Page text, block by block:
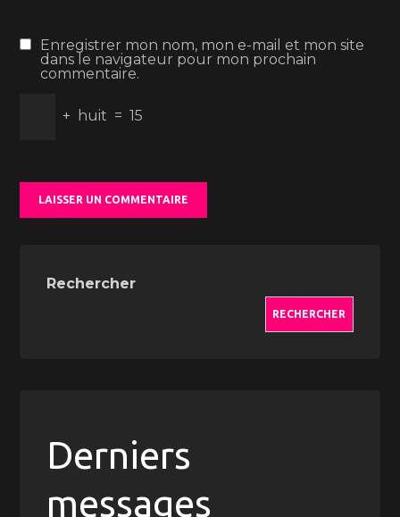
Enregistrer mon nom, mon e-mail et mon site
dans le navigateur pour mon prochain
commentaire.
+ huit = 15
Rechercher
RECHERCHER
Derniers
messages